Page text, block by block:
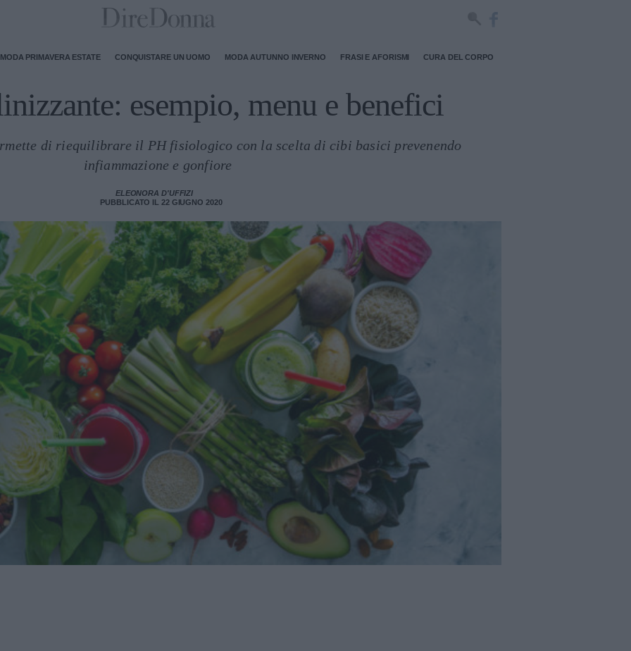
MODA PRIMAVERA ESTATE CONQUISTARE UN UOMO MODA AUTUNNO INVERNO FRASI E AFORISMI CURA DEL CORPO
esempio, menu e benefici
di riequilibrare il PH fisiologico con la scelta di cibi basici prevenendo
infiammazione e gonfiore
ELEONORA D'UFFIZI
PUBBLICATO IL 22 GIUGNO 2020